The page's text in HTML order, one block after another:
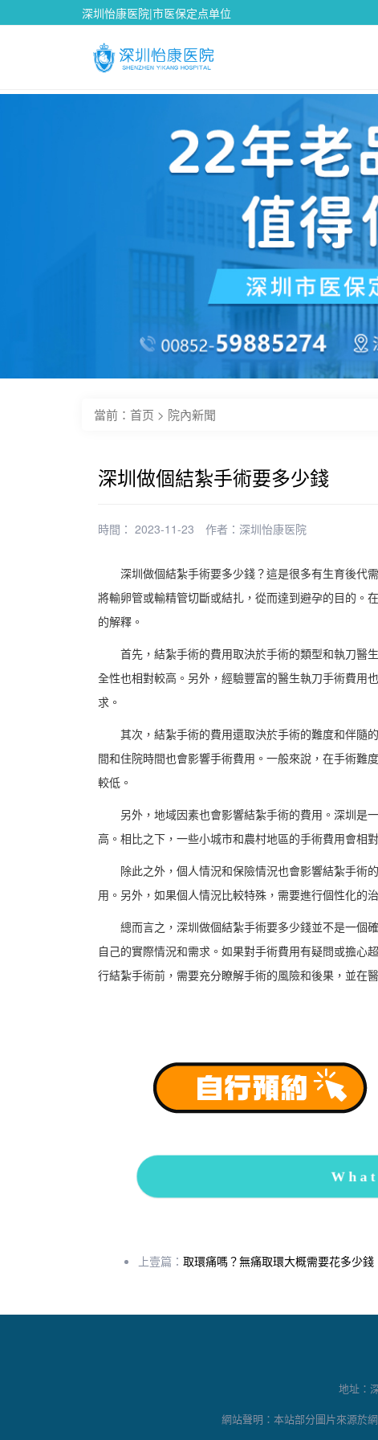
深圳怡康医院|市医保定点单位
當前： 首页 > 院內新聞
深圳做個結紮手術要多少錢
時間： 2023-11-23 作者： 深圳怡康医院
深圳做個結紮手術要多少錢？這是很多有生育後代
將輸卵管或輸精管切斷或結扎，從而達到避孕的目的。
的解釋。
首先，結紮手術的費用取決於手術的類型和執刀醫
全性也相對較高。另外，經驗豐富的醫生執刀手術費用
求。
其次，結紮手術的費用還取決於手術的難度和伴隨
間和住院時間也會影響手術費用。一般來說，在手術難
較低。
另外，地域因素也會影響結紮手術的費用。深圳是
高。相比之下，一些小城市和農村地區的手術費用會相
除此之外，個人情況和保險情況也會影響結紮手術
用。另外，如果個人情況比較特殊，需要進行個性化的
總而言之，深圳做個結紮手術要多少錢並不是一個
自己的實際情況和需求。如果對手術費用有疑問或擔心
行結紮手術前，需要充分瞭解手術的風險和後果，並在
上壹篇： 取環痛嗎？無痛取環大概需要花多少錢
地址：
網站聲明：本站部分圖片來源於